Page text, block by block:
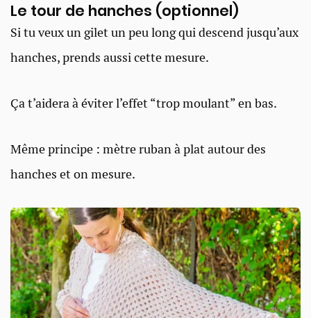
Le tour de hanches (optionnel)
Si tu veux un gilet un peu long qui descend jusqu’aux
hanches, prends aussi cette mesure.
Ça t’aidera à éviter l’effet “trop moulant” en bas.
Même principe : mètre ruban à plat autour des
hanches et on mesure.